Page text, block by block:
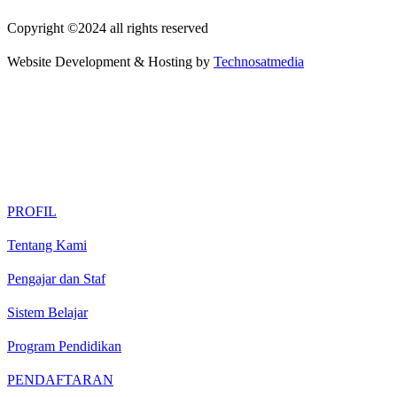
Copyright ©2024 all rights reserved
Website Development & Hosting by Technosatmedia
PROFIL
Tentang Kami
Pengajar dan Staf
Sistem Belajar
Program Pendidikan
PENDAFTARAN